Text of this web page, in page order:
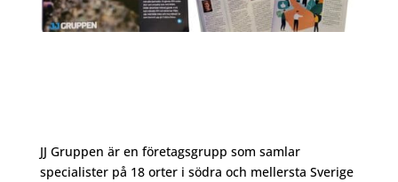
JJ Gruppen är en företagsgrupp som samlar
specialister på 18 orter i södra och mellersta Sverige